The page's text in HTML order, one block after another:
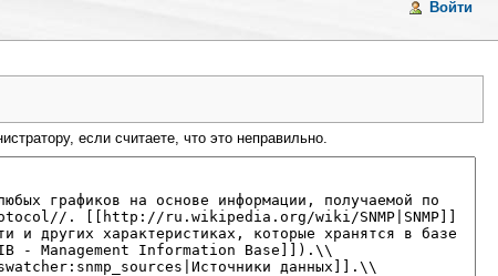
если считаете, что это неправильно.
Войти